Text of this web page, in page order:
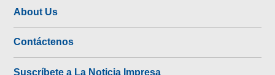
About Us
Contáctenos
Suscríbete a La Noticia Impresa